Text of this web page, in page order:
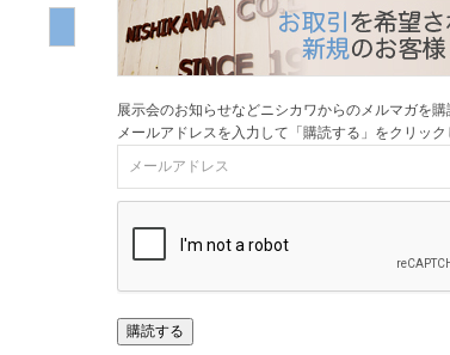
展示会のお知らせなどニシカワからのメルマガを購
メールアドレスを入力して「購読する」をクリック